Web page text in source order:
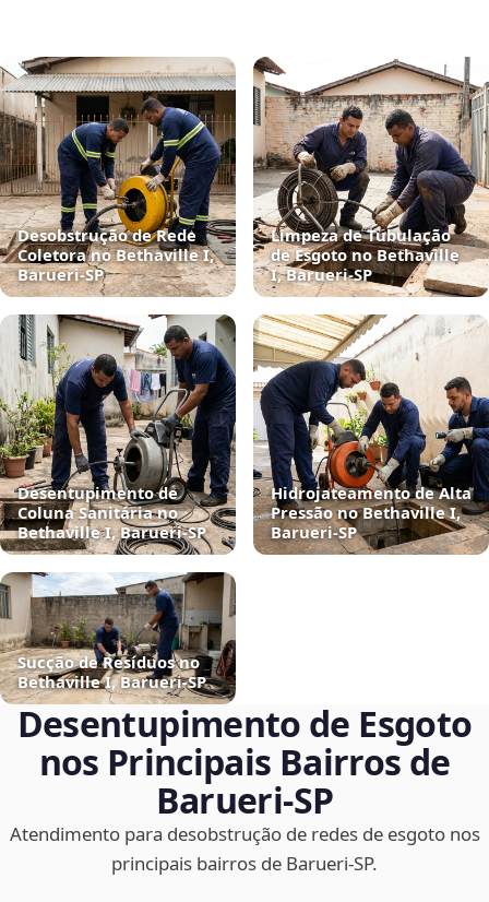
Desobstrução de Rede
Coletora no Bethaville I,
Barueri‑SP
Limpeza de Tubulação
de Esgoto no Bethaville
I, Barueri‑SP
Desentupimento de
Coluna Sanitária no
Bethaville I, Barueri‑SP
Hidrojateamento de Alta
Pressão no Bethaville I,
Barueri‑SP
Sucção de Resíduos no
Bethaville I, Barueri‑SP
Desentupimento de Esgoto
nos Principais Bairros de
Barueri‑SP
Atendimento para desobstrução de redes de esgoto nos
principais bairros de Barueri‑SP.